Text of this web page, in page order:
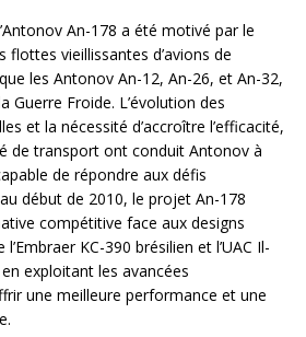
An-178 a été motivé par le
flottes vieillissantes d’avions de
les Antonov An-12, An-26, et An-32,
Guerre Froide. L’évolution des
et la nécessité d’accroître l’efficacité,
de transport ont conduit Antonov à
de répondre aux défis
début de 2010, le projet An-178
compétitive face aux designs
KC-390 brésilien et l’UAC Il-
exploitant les avancées
une meilleure performance et une